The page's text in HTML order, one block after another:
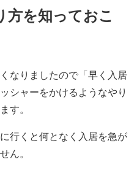
方を知っておこ
なりましたので「早く入居
シャーをかけるようなやり
す。
行くと何となく入居を急が
ん。